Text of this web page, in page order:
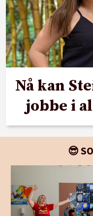
Nå kan
jobbe i
😎